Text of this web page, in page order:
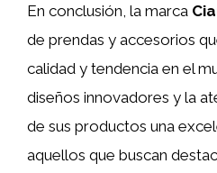
En conclusión, la marca
de prendas y accesorios
calidad y tendencia en el
diseños innovadores y la
de sus productos una
aquellos que buscan